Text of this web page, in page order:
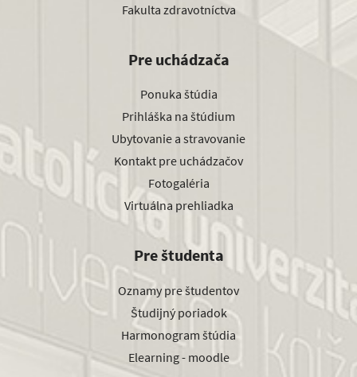
Fakulta zdravotníctva
Pre uchádzača
Ponuka štúdia
Prihláška na štúdium
Ubytovanie a stravovanie
Kontakt pre uchádzačov
Fotogaléria
Virtuálna prehliadka
Pre študenta
Oznamy pre študentov
Študijný poriadok
Harmonogram štúdia
Elearning - moodle